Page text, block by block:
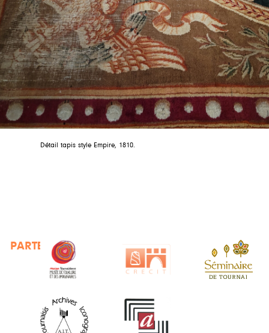
Détail tapis style Empire, 1810.
PARTENAIRES